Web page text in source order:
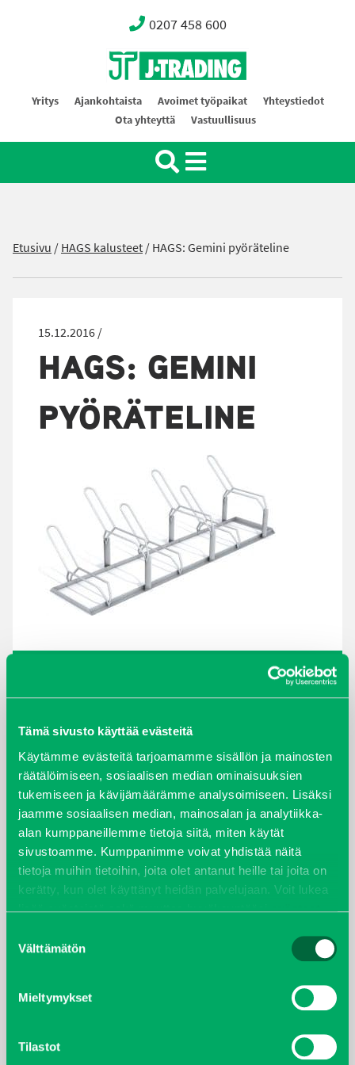
Tämä sivusto käyttää evästeitä
Käytämme evästeitä tarjoamamme sisällön ja mainosten
räätälöimiseen, sosiaalisen median ominaisuuksien
tukemiseen ja kävijämäärämme analysoimiseen. Lisäksi
jaamme sosiaalisen median, mainosalan ja analytiikka-
alan kumppaneillemme tietoja siitä, miten käytät
sivustoamme. Kumppanimme voivat yhdistää näitä
tietoja muihin tietoihin, joita olet antanut heille tai joita on
kerätty, kun olet käyttänyt heidän palvelujaan. Voit lukea
lisää evästeistä sekä muuttaa hyväksyntääsievästeet
valinta
Välttämätön
Mieltymykset
Tilastot
0207 458 600
Oy J-Trading Ab
Yritys Ajankohtaista Avoimet työpaikat
Yhteystiedot
Ota yhteyttä
Vastuullisuus
Etusivu /HAGS kalusteet/HAGS: Gemini pyöräteline
15.12.2016 /
HAGS: GEMINI
PYÖRÄTELINE
maaliskuu 2026
syyskuu 2023
joulukuu 2022
huhtikuu 2022
helmikuu 2022
joulukuu 2021